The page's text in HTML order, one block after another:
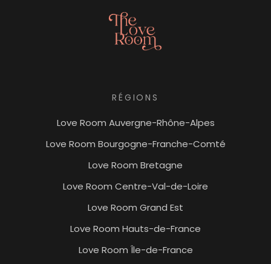
RÉGIONS
Love Room Auvergne-Rhône-Alpes
Love Room Bourgogne-Franche-Comté
Love Room Bretagne
Love Room Centre-Val-de-Loire
Love Room Grand Est
Love Room Hauts-de-France
Love Room Île-de-France